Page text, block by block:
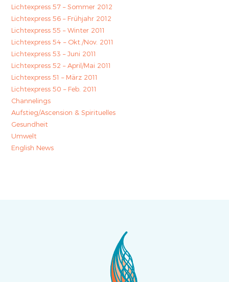
Lichtexpress 57 – Sommer 2012
Lichtexpress 56 – Frühjahr 2012
Lichtexpress 55 – Winter 2011
Lichtexpress 54 – Okt./Nov. 2011
Lichtexpress 53 – Juni 2011
Lichtexpress 52 – April/Mai 2011
Lichtexpress 51 – März 2011
Lichtexpress 50 – Feb. 2011
Channelings
Aufstieg/Ascension & Spirituelles
Gesundheit
Umwelt
English News